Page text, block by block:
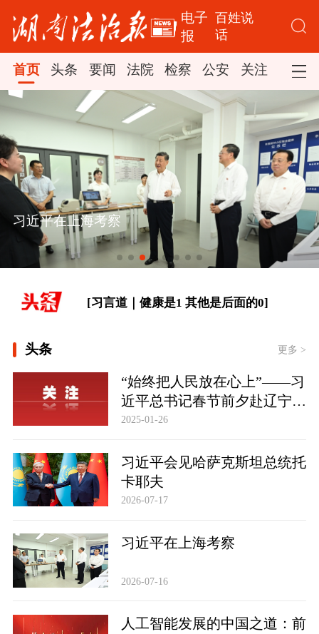
电子
报
百姓说
话
首页 头条 要闻 法院 检察 公安 关注 司法
习近平在上海考察
[“紧紧抓住那些惠及面广、牵一发而动
全身的工作”——突出重点推进健康中
国建设观察]
一见·三个关键词，读懂中国经济“半年
答卷”
[构建更高水平的全民健身公共服务体
系]
[习言道｜健康是1 其他是后面的0]
全身的工作”——突出重点推进健康中
一见·三个关键词，读懂中国经济“半年
头条 更多 >
“始终把人民放在心上”——习
近平总书记春节前夕赴辽宁看
望慰问基层干部群众纪实
2025-01-26
习近平会见哈萨克斯坦总统托
卡耶夫
2026-07-17
习近平在上海考察
2026-07-16
人工智能发展的中国之道：前